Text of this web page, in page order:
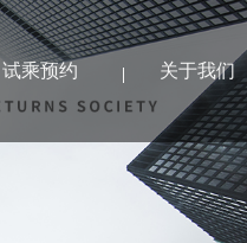
试乘预约 关于我们